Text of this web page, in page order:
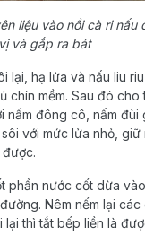
liệu vào nồi cà ri nấu
và gắp ra bát
lại, hạ lửa và nấu liu
chín mềm. Sau đó cho
đông cô, nấm đùi
với mức lửa nhỏ, giữ
phần nước cốt dừa
Nêm nếm lại
lại thì tắt bếp liền là